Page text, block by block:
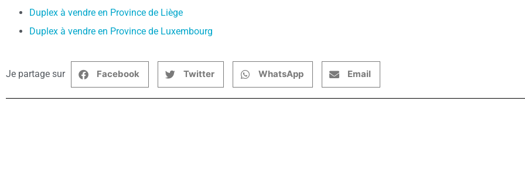
Duplex à vendre en Province de Liège
Duplex à vendre en Province de Luxembourg
Je partage sur Facebook Twitter WhatsApp Email